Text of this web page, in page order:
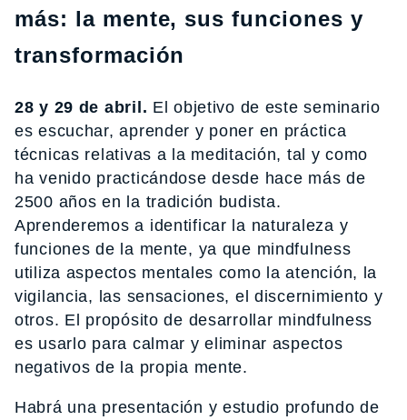
más: la mente, sus funciones y
transformación
28 y 29 de abril. El objetivo de este seminario
es escuchar, aprender y poner en práctica
técnicas relativas a la meditación, tal y como
ha venido practicándose desde hace más de
2500 años en la tradición budista.
Aprenderemos a identificar la naturaleza y
funciones de la mente, ya que mindfulness
utiliza aspectos mentales como la atención, la
vigilancia, las sensaciones, el discernimiento y
otros. El propósito de desarrollar mindfulness
es usarlo para calmar y eliminar aspectos
negativos de la propia mente.
Habrá una presentación y estudio profundo de